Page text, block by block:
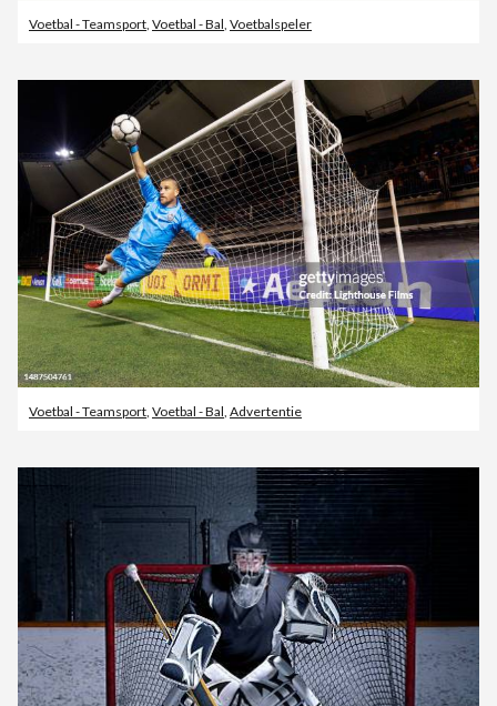
Voetbal - Teamsport Voetbal - Bal Voetbalspeler
Voetbal - Teamsport, Voetbal - Bal, Advertentie